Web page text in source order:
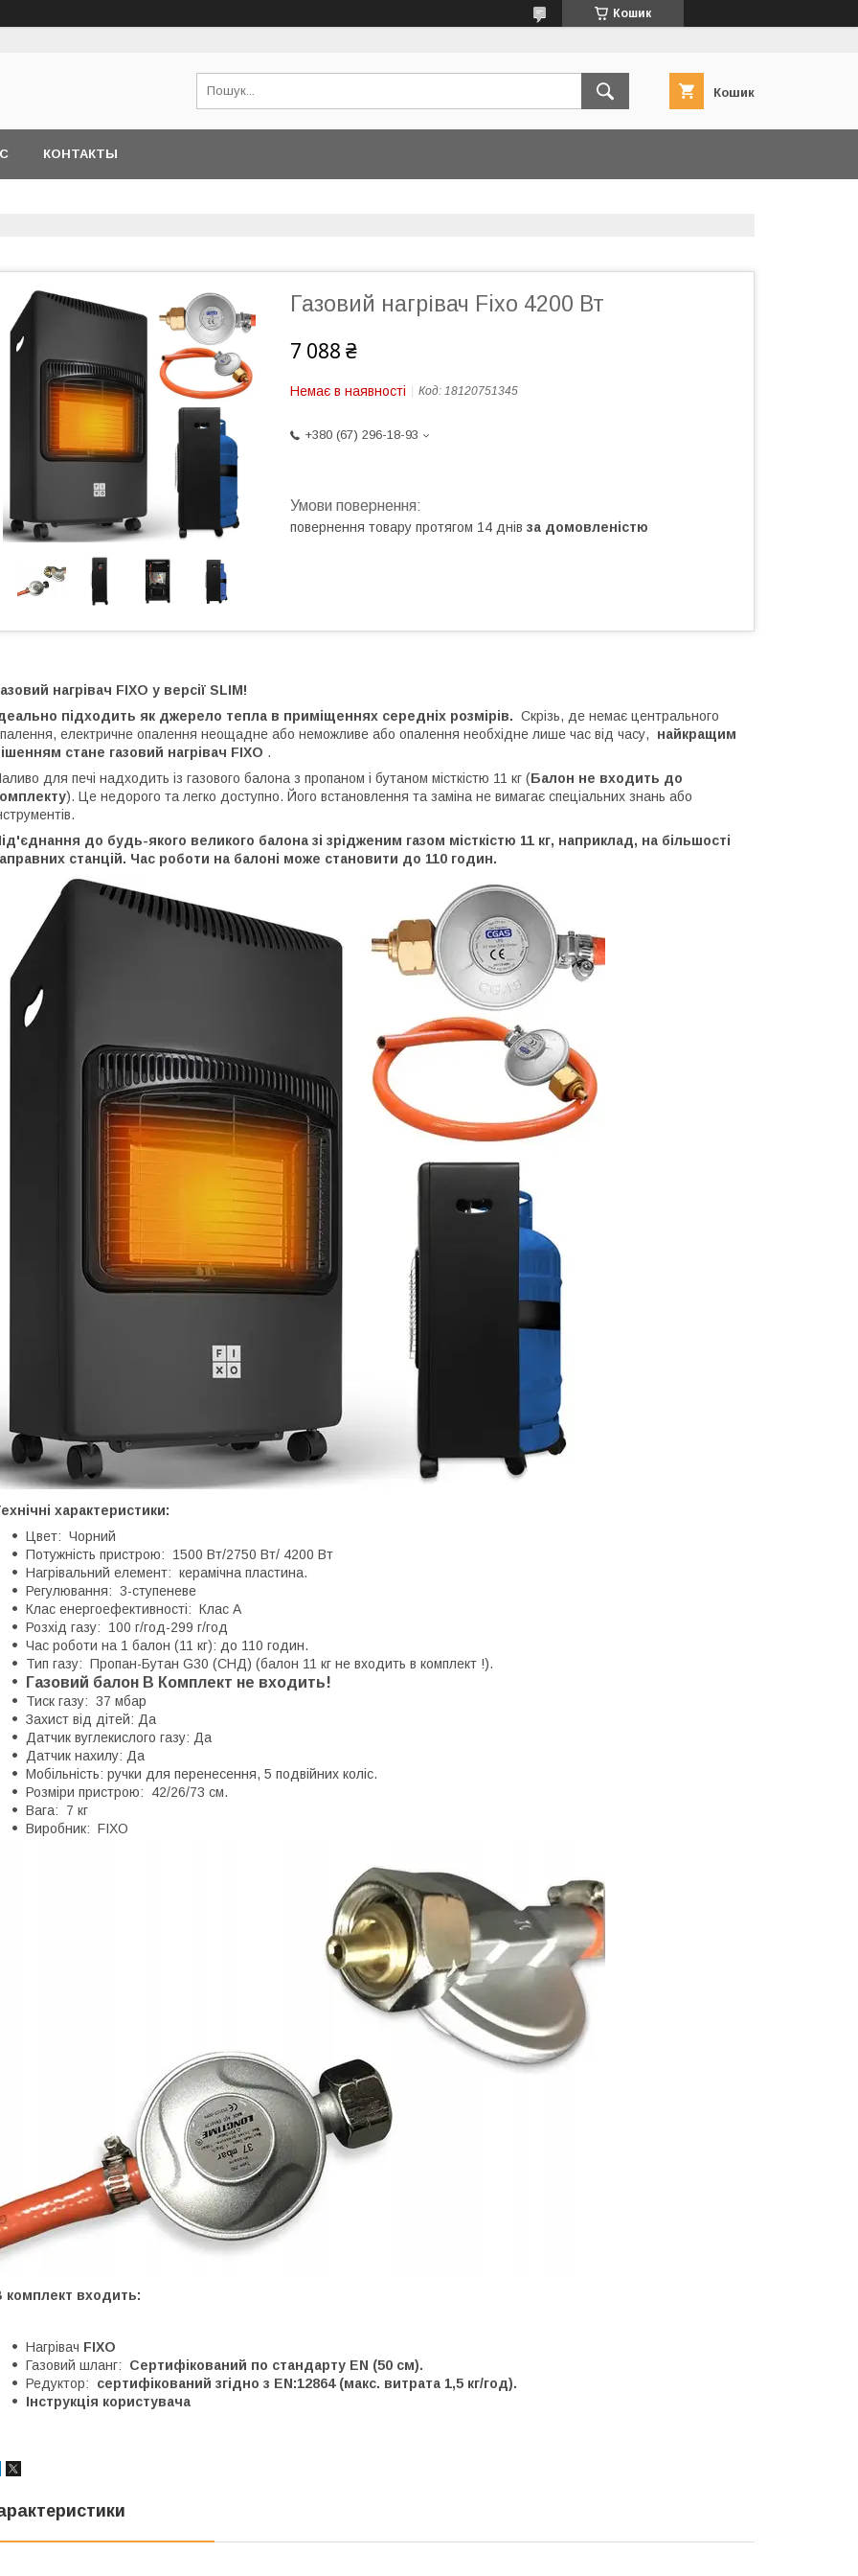
Кошик
Кошик
КОНТАКТЫ
Газовий нагрівач Fixo 4200 Вт
7 088 ₴
Немає в наявності Код: 18120751345
+380 (67) 296-18-93
повернення товару протягом 14 днів за домовленістю
нагрівач FIXO у версії SLIM!
підходить як джерело тепла в приміщеннях середніх розмірів. Скрізь, де немає центрального
електричне опалення неощадне або неможливе або опалення необхідне лише час від часу, найкращим
стане газовий нагрівач FIXO .
для печі надходить із газового балона з пропаном і бутаном місткістю 11 кг (Балон не входить до
). Це недорого та легко доступно. Його встановлення та заміна не вимагає спеціальних знань або
до будь-якого великого балона зі зрідженим газом місткістю 11 кг, наприклад, на більшості
станцій. Час роботи на балоні може становити до 110 годин.
характеристики:
Цвет: Чорний
Потужність пристрою: 1500 Вт/2750 Вт/ 4200 Вт
Нагрівальний елемент: керамічна пластина.
Регулювання: 3-ступеневе
Клас енергоефективності: Клас А
Розхід газу: 100 г/год-299 г/год
Час роботи на 1 балон (11 кг): до 110 годин.
Тип газу: Пропан-Бутан G30 (СНД) (балон 11 кг не входить в комплект !).
Газовий балон В Комплект не входить!
Тиск газу: 37 мбар
Захист від дітей: Да
Датчик вуглекислого газу: Да
Датчик нахилу: Да
Мобільність: ручки для перенесення, 5 подвійних коліс.
Розміри пристрою: 42/26/73 см.
Вага: 7 кг
Виробник: FIXO
комплект входить:
Нагрівач FIXO
Газовий шланг:
Сертифікований по стандарту EN (50 см).
Редуктор:
сертифікований згідно з EN:12864 (макс. витрата 1,5 кг/год).
Інструкція користувача